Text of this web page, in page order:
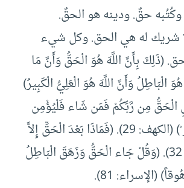
حقٌ. ودينه هو الحقٌ.
شريك له هي الحق. وكل شيء
(ذَلِكَ بِأَنَّ اللَّهَ هُوَ الْحَقُّ وَأَنَّ مَا
وَأَنَّ اللَّهَ هُوَ الْعَلِيُّ الْكَبِيرُ)
(وَقُلِ الْحَقُّ مِن رَّبِّكُمْ فَمَن شَاء فَلْيُؤْمِن
وَمَن شَاء فَلْيَكْفُرْ ْ) (الكهف: 29). (فَمَاذَا بَعْدَ الْحَقِّ إِلاَّ
الضَّلاَلُ) (يونس: 32). (وَقُلْ جَاء الْحَقُّ وَزَهَقَ الْبَاطِلُ
(الإسراء: 81).